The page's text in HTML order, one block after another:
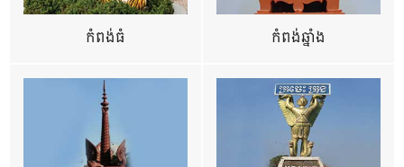
កំពង់ធំ កំពង់ឆ្នាំង